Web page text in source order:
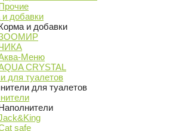
добавки
и добавки
Меню
CRYSTAL
для туалетов
для туалетов
safe